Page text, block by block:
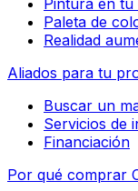
Pintura en tu
Paleta de
Realidad
Aliados para tu
Buscar un
Servicios de
Financiación
Por qué comprar